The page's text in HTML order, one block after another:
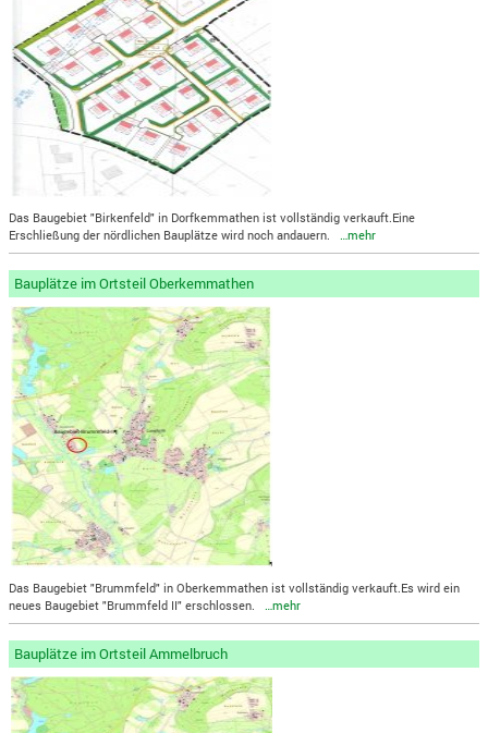
Das Baugebiet "Birkenfeld" in Dorfkemmathen ist vollständig verkauft.Eine
Erschließung der nördlichen Bauplätze wird noch andauern.
…mehr
Bauplätze im Ortsteil Oberkemmathen
Das Baugebiet "Brummfeld" in Oberkemmathen ist vollständig verkauft.Es wird ein
neues Baugebiet "Brummfeld II" erschlossen.
…mehr
Bauplätze im Ortsteil Ammelbruch